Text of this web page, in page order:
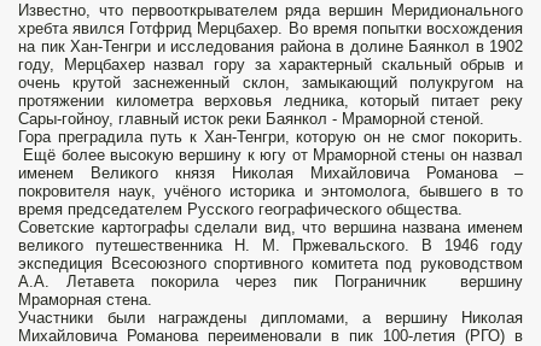
Известно, что первооткрывателем ряда вершин Меридионального
хребта явился Готфрид Мерцбахер. Во время попытки восхождения
на пик Хан-Тенгри и исследования района в долине Баянкол в 1902
году, Мерцбахер назвал гору за характерный скальный обрыв и
очень крутой заснеженный склон, замыкающий полукругом на
протяжении километра верховья ледника, который питает реку
Сары-гойноу, главный исток реки Баянкол - Мраморной стеной.
Гора преградила путь к Хан-Тенгри, которую он не смог покорить.
Ещё более высокую вершину к югу от Мраморной стены он назвал
именем Великого князя Николая Михайловича Романова –
покровителя наук, учёного историка и энтомолога, бывшего в то
время председателем Русского географического общества.
Советские картографы сделали вид, что вершина названа именем
великого путешественника Н. М. Пржевальского. В 1946 году
экспедиция Всесоюзного спортивного комитета под руководством
А.А. Летавета покорила через пик Пограничник вершину
Мраморная стена.
Участники были награждены дипломами, а вершину Николая
Михайловича Романова переименовали в пик 100-летия (РГО) в